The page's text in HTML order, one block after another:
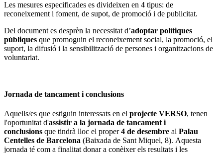
Les mesures especificades es divideixen en 4 tipus: de
reconeixement i foment, de supot, de promoció i de publicitat.
Del document es desprèn la necessitat d’adoptar polítiques
públiques que promoguin el reconeixement social, la promoció, el
suport, la difusió i la sensibilització de persones i organitzacions de
voluntariat.
Jornada de tancament i conclusions
Aquells/es que estiguin interessats en el projecte VERSO, tenen
l'oportunitat d'assistir a la jornada de tancament i
conclusions que tindrà lloc el proper4 de desembre al Palau
Centelles de Barcelona (Baixada de Sant Miquel, 8). Aquesta
jornada té com a finalitat donar a conèixer els resultats i les